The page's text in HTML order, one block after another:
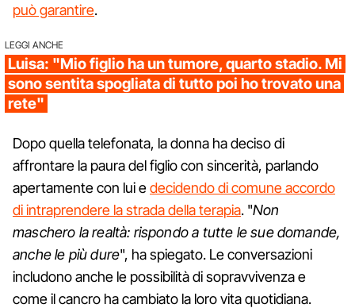
può garantire.
LEGGI ANCHE
Luisa: "Mio figlio ha un tumore, quarto stadio. Mi
sono sentita spogliata di tutto poi ho trovato una
rete"
Dopo quella telefonata, la donna ha deciso di
affrontare la paura del figlio con sincerità, parlando
apertamente con lui edecidendo di comune accordo
di intraprendere la strada della terapia. "Non
maschero la realtà: rispondo a tutte le sue domande,
anche le più dure", ha spiegato. Le conversazioni
includono anche le possibilità di sopravvivenza e
come il cancro ha cambiato la loro vita quotidiana.